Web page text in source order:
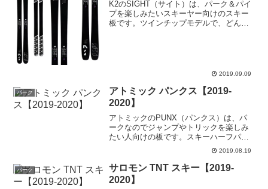
K2のSIGHT（サイト）は、パーク＆パイ
プを楽しみたいスキーヤー向けのスキー
板です。ツインチップモデルで、どんな
2019.09.09
パーク
アトミック パンクス【2019-
2020】
アトミックのPUNX（パンクス）は、パ
ークなのでジャンプやトリックを楽しみ
たい人向けの板です。スキーハーフパイ
プの小野塚彩那さんが使用している板で
もあります。PUNX 7パンクス7のスペッ
クメーカー名ATOMIC （アトミック）モ
デル名PU...
2019.08.19
パーク
サロモン TNT スキー【2019-
2020】